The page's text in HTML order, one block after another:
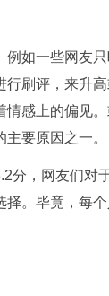
如一些网友
刷评，来升
感上的偏见
要原因之一。
分，网友们对
。毕竟，每